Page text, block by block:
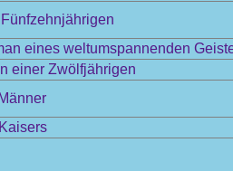
eines weltumspannenden
einer Zwölfjährigen